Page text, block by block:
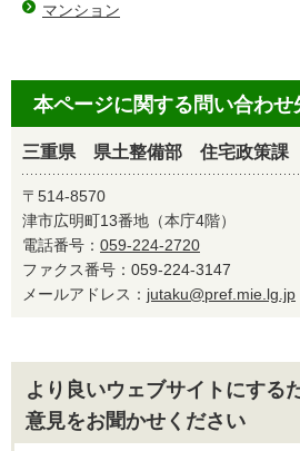
マンション
本ページに関する問い合わせ
三重県 県土整備部 住宅政策課
〒514-8570
津市広明町13番地（本庁4階）
電話番号： 059-224-2720
ファクス番号：059-224-3147
メールアドレス： jutaku@pref.mie.lg.jp
より良いウェブサイトにする
意見をお聞かせください